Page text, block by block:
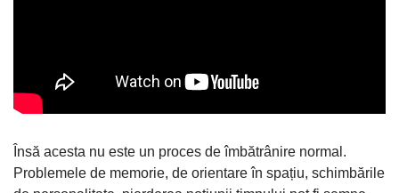
Însă acesta nu este un proces de îmbătrânire normal.
Problemele de memorie, de orientare în spațiu, schimbările